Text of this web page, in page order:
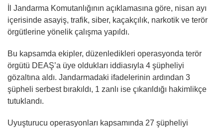
İl Jandarma Komutanlığının açıklamasına göre, nisan ayı
içerisinde asayiş, trafik, siber, kaçakçılık, narkotik ve terör
örgütlerine yönelik çalışma yapıldı.
Bu kapsamda ekipler, düzenledikleri operasyonda terör
örgütü DEAŞ’a üye oldukları iddiasıyla 4 şüpheliyi
gözaltına aldı. Jandarmadaki ifadelerinin ardından 3
şüpheli serbest bırakıldı, 1 zanlı ise çıkarıldığı hakimlikçe
tutuklandı.
Uyuşturucu operasyonları kapsamında 27 şüpheliyi